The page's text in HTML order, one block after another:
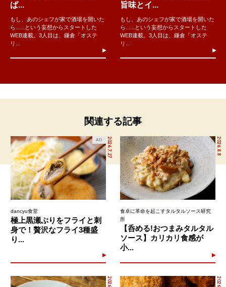
ぱ...
もし、あのシェフが家で酒場を開いた
ら......という妄想からスタートした
WEB連載。3人目は、鎌倉「オステ
リ...
旨味とイ...
もし、あのシェフが家で酒場を開いた
ら......という妄想からスタートした
WEB連載。3人目は、鎌倉「オステ
リ...
関連する記事
2026.7.27
AD
dancyu食堂
極上黒瀬ぶりをフライと刺
身で！贅沢なフライ3種盛
り...
2026.8.8
食卓に革命を起こすタルタルソース研究
所
【呑める!おつまみタルタル
ソース】カリカリ食感が
小...